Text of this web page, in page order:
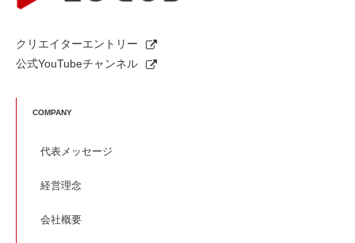
クリエイターエントリー
公式YouTubeチャンネル
COMPANY
代表メッセージ
経営理念
会社概要